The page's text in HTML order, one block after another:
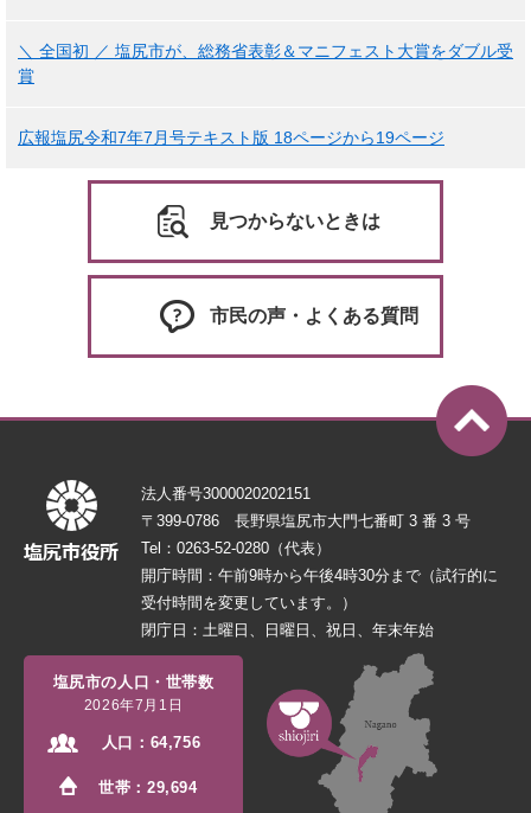
＼ 全国初 ／ 塩尻市が、総務省表彰＆マニフェスト大賞をダブル受
賞
広報塩尻令和7年7月号テキスト版 18ページから19ページ
見つからないときは
市民の声・よくある質問
法人番号3000020202151
〒399-0786 長野県塩尻市大門七番町 3 番 3 号
Tel：0263-52-0280（代表）
開庁時間：午前9時から午後4時30分まで（試行的に
受付時間を変更しています。）
閉庁日：土曜日、日曜日、祝日、年末年始
塩尻市の人口・世帯数
2026年7月1日
人口： 64,756
世帯：29,694